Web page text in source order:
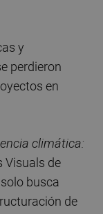
y
perdieron
en
climática:
Visuals de
busca
de